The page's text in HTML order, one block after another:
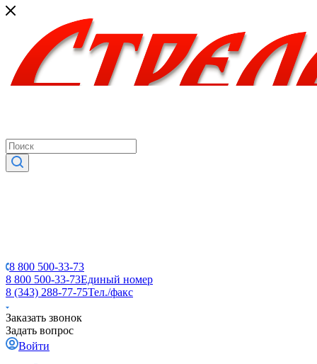
8 800 500-33-73
8 800 500-33-73Единый номер
8 (343) 288-77-75Тел./факс
Заказать звонок
Задать вопрос
Войти